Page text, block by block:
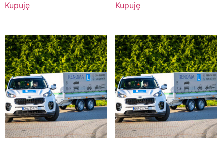
Kupuję Kupuję